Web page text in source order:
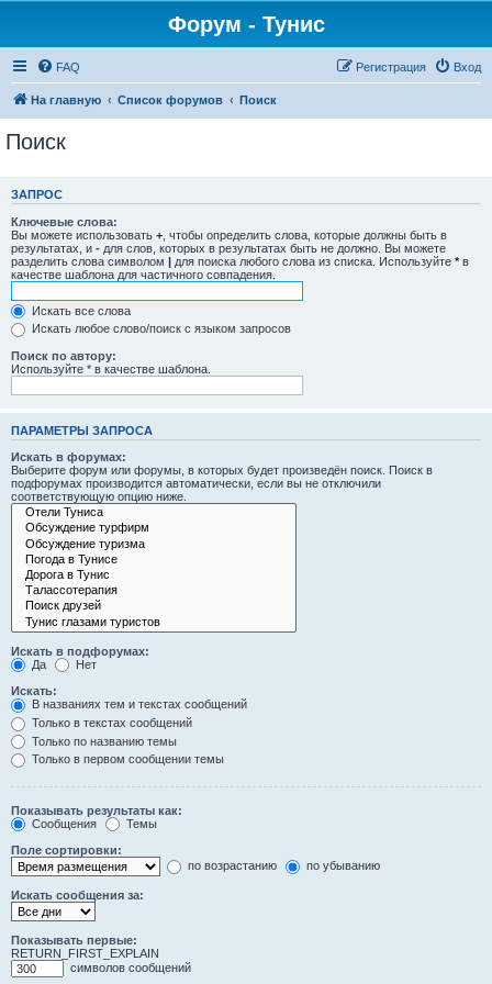
Форум - Тунис
FAQ Вход
Регистрация
На главную Список форумов Поиск
Поиск
ЗАПРОС
Ключевые слова:
Вы можете использовать + , чтобы определить слова, которые должны быть в
результатах, и - для слов, которых в результатах быть не должно. Вы можете
разделить слова символом | для поиска любого слова из списка. Используйте * в
качестве шаблона для частичного совпадения.
Искать все слова
Искать любое слово/поиск с языком запросов
Поиск по автору:
Используйте * в качестве шаблона.
ПАРАМЕТРЫ ЗАПРОСА
Искать в форумах:
Выберите форум или форумы, в которых будет произведён поиск. Поиск в
подфорумах производится автоматически, если вы не отключили
соответствующую опцию ниже.
Искать в подфорумах:
Да
Нет
Искать:
В названиях тем и текстах сообщений
Только в текстах сообщений
Только по названию темы
Только в первом сообщении темы
Показывать результаты как:
Сообщения
Темы
Поле сортировки:
по возрастанию
по убыванию
Искать сообщения за:
Показывать первые:
RETURN_FIRST_EXPLAIN
символов сообщений